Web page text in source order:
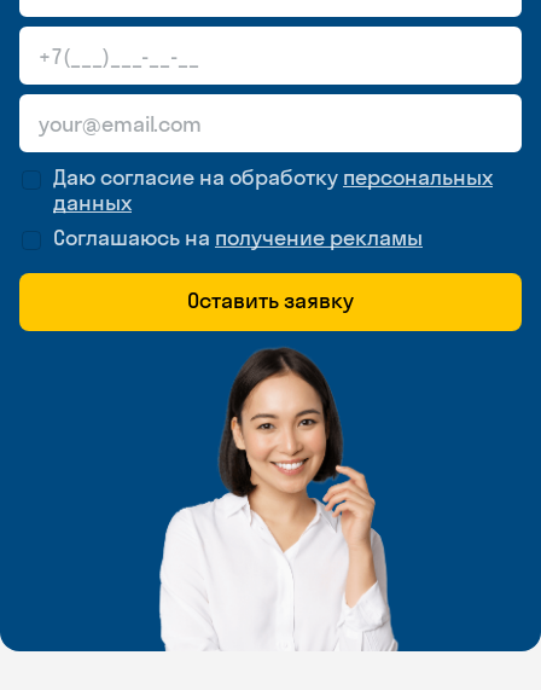
Даю согласие на обработку персональных
данных
Соглашаюсь на получение рекламы
Оставить заявку